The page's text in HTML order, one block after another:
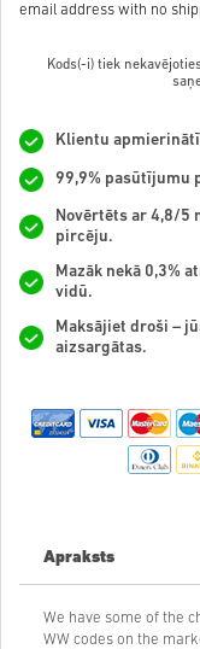
email address with no
Kods(-i) tiek
Klientu
99,9% pasūtījumu
Novērtēts ar 4,8/5
pircēju.
Mazāk nekā 0,3%
vidū.
Maksājiet droši –
aizsargātas.
Apraksts
We have some of the
WW codes on the